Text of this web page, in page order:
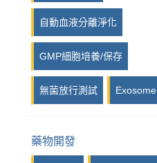
Photon etc
Kurabo
Syngene
LuminiCell
Eraly & Associés
自動血液分離淨化
GMP細胞培養/保存
無菌放行測試 Exosome
藥物開發